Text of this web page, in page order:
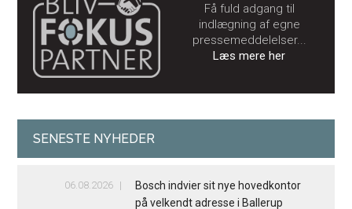
Få fuld adgang til
indlægning af egne
pressemeddelelser...
Læs mere her
SENESTE NYHEDER
06.08.2026
Bosch indvier sit nye hovedkontor
på velkendt adresse i Ballerup